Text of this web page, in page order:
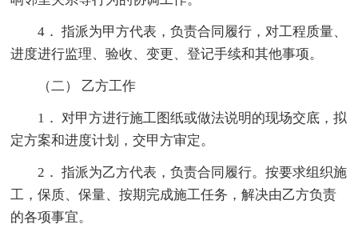
4． 指派为甲方代表，负责合同履行，对工程质量、
进度进行监理、验收、变更、登记手续和其他事项。
（二） 乙方工作
1． 对甲方进行施工图纸或做法说明的现场交底，拟
定方案和进度计划，交甲方审定。
2． 指派为乙方代表，负责合同履行。按要求组织施
工，保质、保量、按期完成施工任务，解决由乙方负责
的各项事宜。